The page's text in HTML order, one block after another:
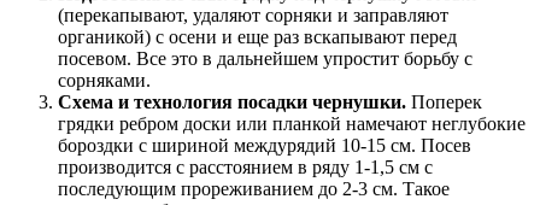
(перекапывают, удаляют сорняки и заправляют
органикой) с осени и еще раз вскапывают перед
посевом. Все это в дальнейшем упростит борьбу с
сорняками.
Схема и технология посадки чернушки. Поперек
грядки ребром доски или планкой намечают неглубокие
бороздки с шириной междурядий 10-15 см. Посев
производится с расстоянием в ряду 1-1,5 см с
последующим прореживанием до 2-3 см. Такое